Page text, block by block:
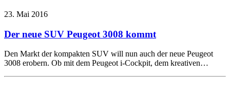
23. Mai 2016
Der neue SUV Peugeot 3008 kommt
Den Markt der kompakten SUV will nun auch der neue Peugeot
3008 erobern. Ob mit dem Peugeot i-Cockpit, dem kreativen…